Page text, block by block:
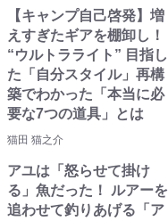
【キャンプ自己啓発】増
えすぎたギアを棚卸し！
“ウルトラライト” 目指し
た「自分スタイル」再構
築でわかった「本当に必
要な7つの道具」とは
猫田 猫之介
アユは「怒らせて掛け
る」魚だった！ ルアーを
追わせて釣りあげる「ア